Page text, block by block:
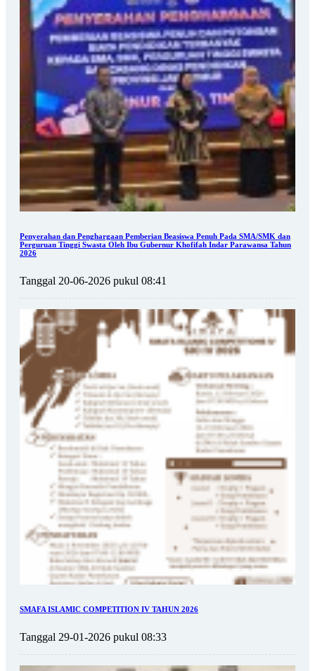
Penyerahan dan Penghargaan Pemberian Beasiswa Penuh Pada SMA/SMK dan
Perguruan Tinggi Swasta Oleh Ibu Gubernur Khofifah Indar Parawansa Tahun
2026
Tanggal 20-06-2026 pukul 08:41
SMAFA ISLAMIC COMPETITION IV TAHUN 2026
Tanggal 29-01-2026 pukul 08:33